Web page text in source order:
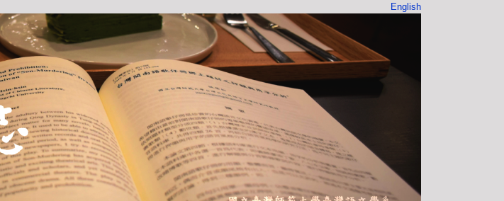
English